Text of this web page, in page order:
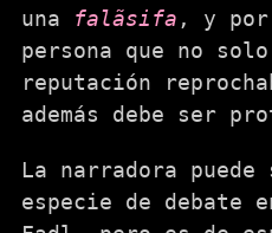
una falãsifa , y
persona que no
reputación
además debe ser
La narradora puede
especie de debate